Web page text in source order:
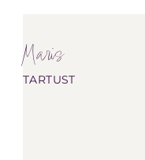
Maris
TARTUST